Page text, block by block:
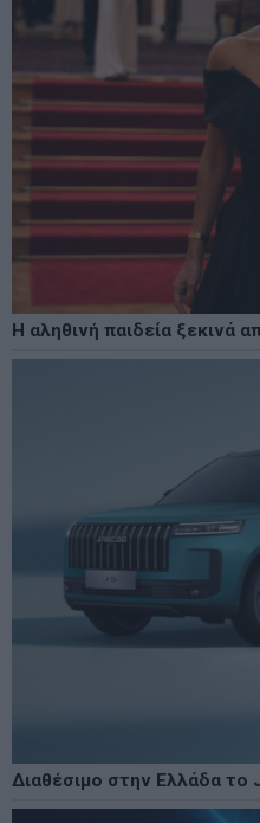
Η αληθινή παιδεία ξεκινά
Διαθέσιμο στην Ελλάδα το